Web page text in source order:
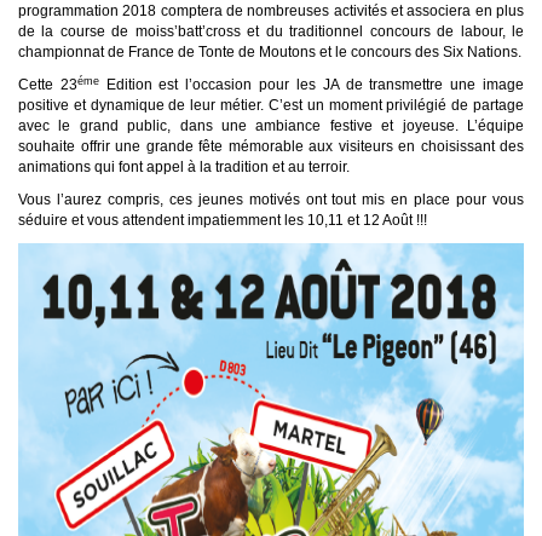
programmation 2018 comptera de nombreuses activités et associera en plus
de la course de moiss’batt’cross et du traditionnel concours de labour, le
championnat de France de Tonte de Moutons et le concours des Six Nations.
Cette 23émeEdition est l’occasion pour les JA de transmettre une image
positive et dynamique de leur métier. C’est un moment privilégié de partage
avec le grand public, dans une ambiance festive et joyeuse. L’équipe
souhaite offrir une grande fête mémorable aux visiteurs en choisissant des
animations qui font appel à la tradition et au terroir.
Vous l’aurez compris, ces jeunes motivés ont tout mis en place pour vous
séduire et vous attendent impatiemment les 10,11 et 12 Août !!!